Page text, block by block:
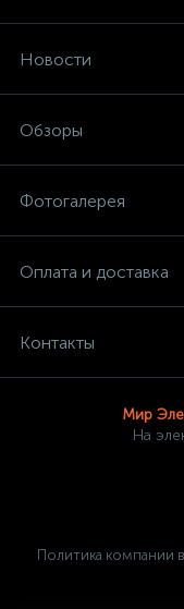
Новости
Обзоры
Фотогалерея
Оплата и доставка
Контакты
Мир
На
Политика компании